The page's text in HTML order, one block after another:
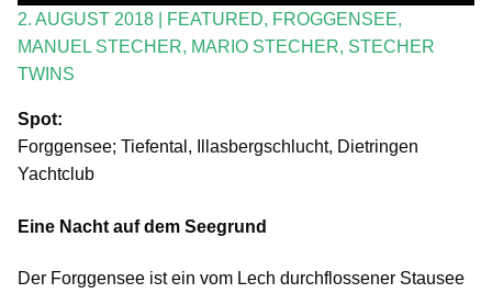
Das Magazin
Stand Up Magazin TV
Mein Konto
2. AUGUST 2018 FEATURED, FROGGENSEE,
MANUEL STECHER, MARIO STECHER, STECHER
TWINS
Spot:
Forggensee; Tiefental, Illasbergschlucht, Dietringen
Yachtclub
Eine Nacht auf dem Seegrund
Der Forggensee ist ein vom Lech durchflossener Stausee